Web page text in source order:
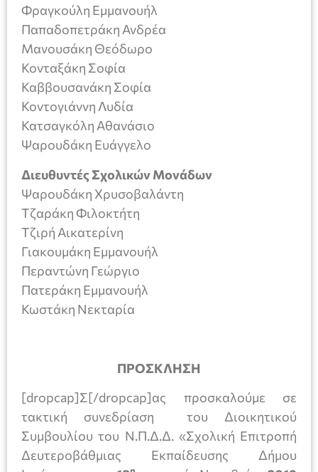
Φραγκούλη Εμμανουήλ
Παπαδοπετράκη Ανδρέα
Μανουσάκη Θεόδωρο
Κονταξάκη Σοφία
Καββουσανάκη Σοφία
Κοντογιάννη Λυδία
Κατσαγκόλη Αθανάσιο
Ψαρουδάκη Ευάγγελο
Διευθυντές Σχολικών Μονάδων
Ψαρουδάκη Χρυσοβαλάντη
Τζαράκη Φιλοκτήτη
Τζιρή Αικατερίνη
Γιακουμάκη Εμμανουήλ
Περαντώνη Γεώργιο
Πατεράκη Εμμανουήλ
Κωστάκη Νεκταρία
ΠΡΟΣΚΛΗΣΗ
[dropcap]Σ[/dropcap]ας προσκαλούμε σε
τακτική συνεδρίαση του Διοικητικού
Συμβουλίου του Ν.Π.Δ.Δ. «Σχολική Επιτροπή
Δευτεροβάθμιας Εκπαίδευσης Δήμου